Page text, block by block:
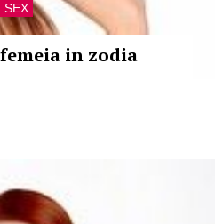
SEX
in zodia